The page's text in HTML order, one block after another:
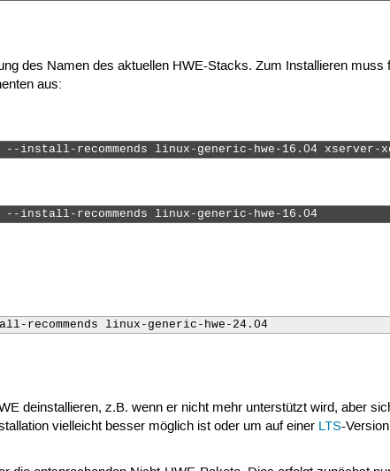
des Namen des aktuellen HWE-Stacks. Zum Installieren
aus:
recommends linux-generic-hwe-16.04 xserver-
recommends linux-generic-hwe-16.04
linux-generic-hwe-24.04
deinstallieren, z.B. wenn er nicht mehr unterstützt wird, aber
vielleicht besser möglich ist oder um auf einer LTS-